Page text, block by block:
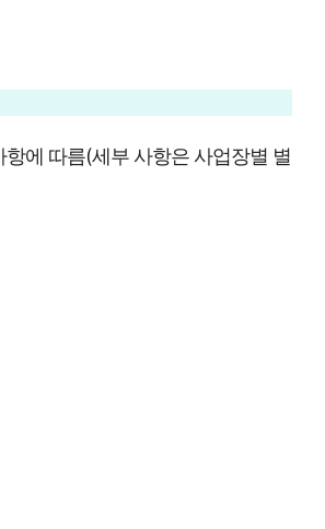
에 따름(세부 사항은 사업장별 별